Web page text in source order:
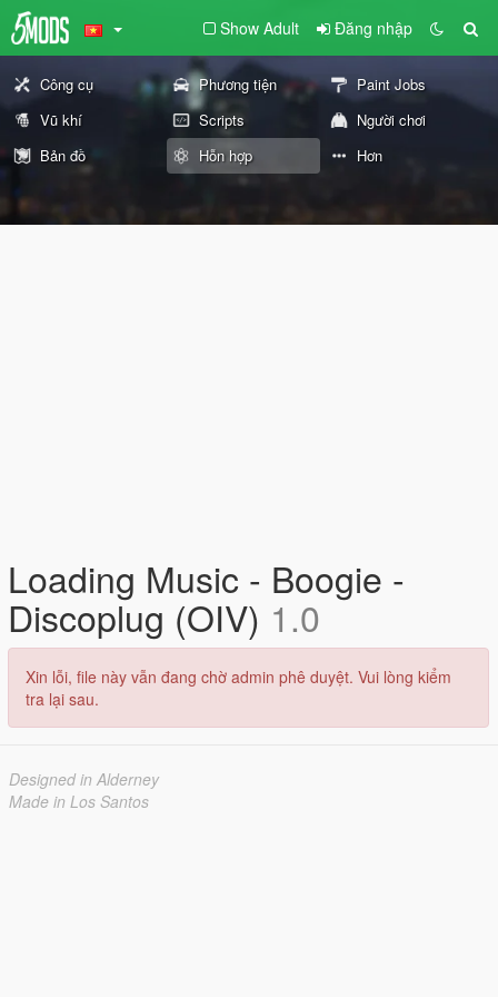
Show Adult Đăng nhập
Công cụ Phương tiện
Paint Jobs
Vũ khí
Scripts
Người chơi
Bản đồ
Hỗn hợp Hơn
Loading Music - Boogie -
Discoplug (OIV) 1.0
Xin lỗi, file này vẫn đang chờ admin phê duyệt. Vui lòng kiểm
tra lại sau.
Designed in Alderney
Made in Los Santos